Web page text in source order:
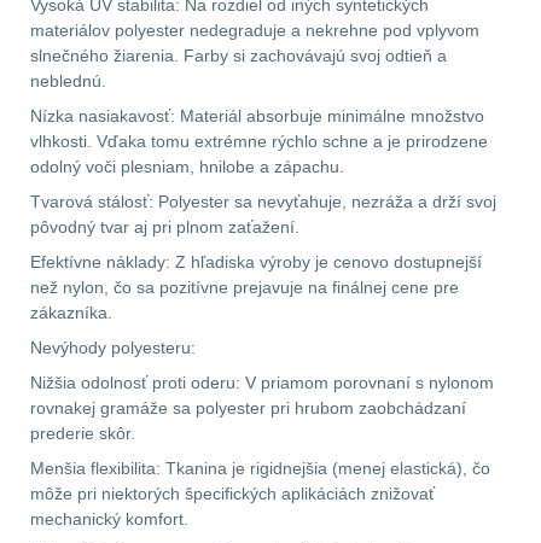
AR1512
AK4710
.2210
.223 (5.56mm) 9
.243 .260 (6.5mm)7
.270 .280 (7mm)
.30 .308 (7.62mm)
11
12GA, 20GA14
Vysoká UV stabilita: Na rozdiel od iných syntetických
materiálov polyester nedegraduje a nekrehne pod vplyvom
slnečného žiarenia. Farby si zachovávajú svoj odtieň a
neblednú.
Nízka nasiakavosť: Materiál absorbuje minimálne množstvo
vlhkosti. Vďaka tomu extrémne rýchlo schne a je prirodzene
odolný voči plesniam, hnilobe a zápachu.
Tvarová stálosť: Polyester sa nevyťahuje, nezráža a drží svoj
pôvodný tvar aj pri plnom zaťažení.
Efektívne náklady: Z hľadiska výroby je cenovo dostupnejší
než nylon, čo sa pozitívne prejavuje na finálnej cene pre
zákazníka.
Nevýhody polyesteru:
Nižšia odolnosť proti oderu: V priamom porovnaní s nylonom
rovnakej gramáže sa polyester pri hrubom zaobchádzaní
prederie skôr.
Menšia flexibilita: Tkanina je rigidnejšia (menej elastická), čo
môže pri niektorých špecifických aplikáciách znižovať
mechanický komfort.